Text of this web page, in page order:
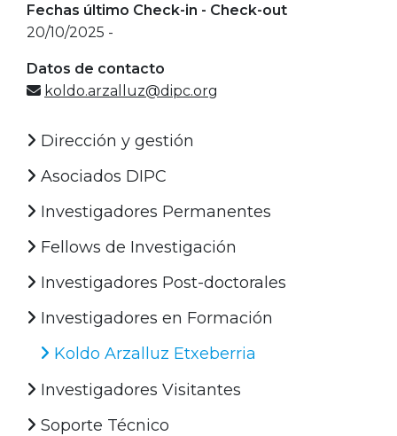
Fechas último Check-in - Check-out
20/10/2025 -
Datos de contacto
koldo.arzalluz@dipc.org
Dirección y gestión
Asociados DIPC
Investigadores Permanentes
Fellows de Investigación
Investigadores Post-doctorales
Investigadores en Formación
Koldo Arzalluz Etxeberria
Investigadores Visitantes
Soporte Técnico